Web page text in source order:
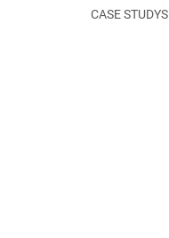
CASE STUDYS